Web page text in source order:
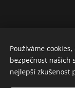
Používáme
bezpečnost našich
nejlepší zkušenost